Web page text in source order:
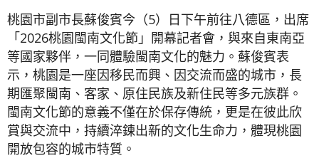
桃園市副市長蘇俊賓今（5）日下午前往八德區，出席
「2026桃園閩南文化節」開幕記者會，與來自東南亞
等國家夥伴，一同體驗閩南文化的魅力。蘇俊賓表
示，桃園是一座因移民而興、因交流而盛的城市，長
期匯聚閩南、客家、原住民族及新住民等多元族群。
閩南文化節的意義不僅在於保存傳統，更是在彼此欣
賞與交流中，持續淬鍊出新的文化生命力，體現桃園
開放包容的城市特質。